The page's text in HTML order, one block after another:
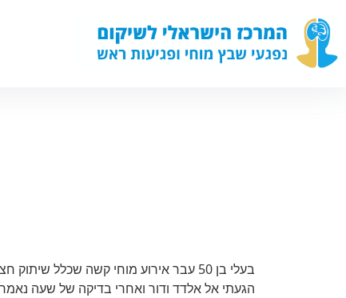
בעלי בן 50 עבר אירוע מוחי קשה שכלל
הגעתי אל אלדד ודור ואחרי בדיקה של שעה